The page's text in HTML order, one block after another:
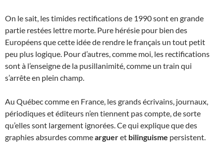
On le sait, les timides rectifications de 1990 sont en grande
partie restées lettre morte. Pure hérésie pour bien des
Européens que cette idée de rendre le français un tout petit
peu plus logique. Pour d’autres, comme moi, les rectifications
sont à l’enseigne de la pusillanimité, comme un train qui
s’arrête en plein champ.
Au Québec comme en France, les grands écrivains, journaux,
périodiques et éditeurs n’en tiennent pas compte, de sorte
qu’elles sont largement ignorées. Ce qui explique que des
graphies absurdes commeargueret bilinguisme persistent.